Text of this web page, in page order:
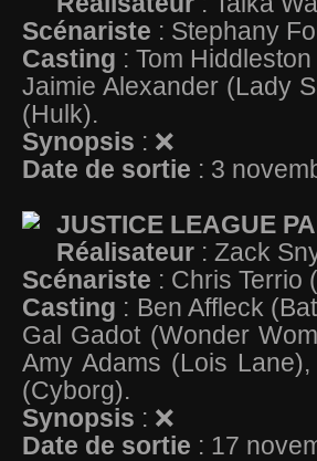
Scénariste : Stephany
Casting : Tom
Jaimie Alexander (Lady
(Hulk).
Synopsis : ❌
Date de sortie : 3
JUSTICE LEAGUE
Réalisateur : Zack
Scénariste : Chris Terrio
Casting : Ben Affleck
Gal Gadot (Wonder
Amy Adams (Lois
(Cyborg).
Synopsis : ❌
Date de sortie : 17